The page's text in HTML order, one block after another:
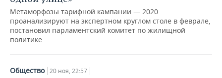
Метаморфозы тарифной кампании — 2020
проанализируют на экспертном круглом столе в феврале,
постановил парламентский комитет по жилищной
политике
Общество 20 ноя, 22:57